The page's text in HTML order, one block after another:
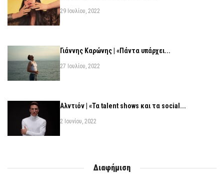
29 Ιουλίου, 2022
Γιάννης Καρώνης | «Πάντα υπάρχει...
27 Ιουλίου, 2022
Αλντιόν | «Τα talent shows και τα social...
2 Ιουνίου, 2022
Διαφήμιση